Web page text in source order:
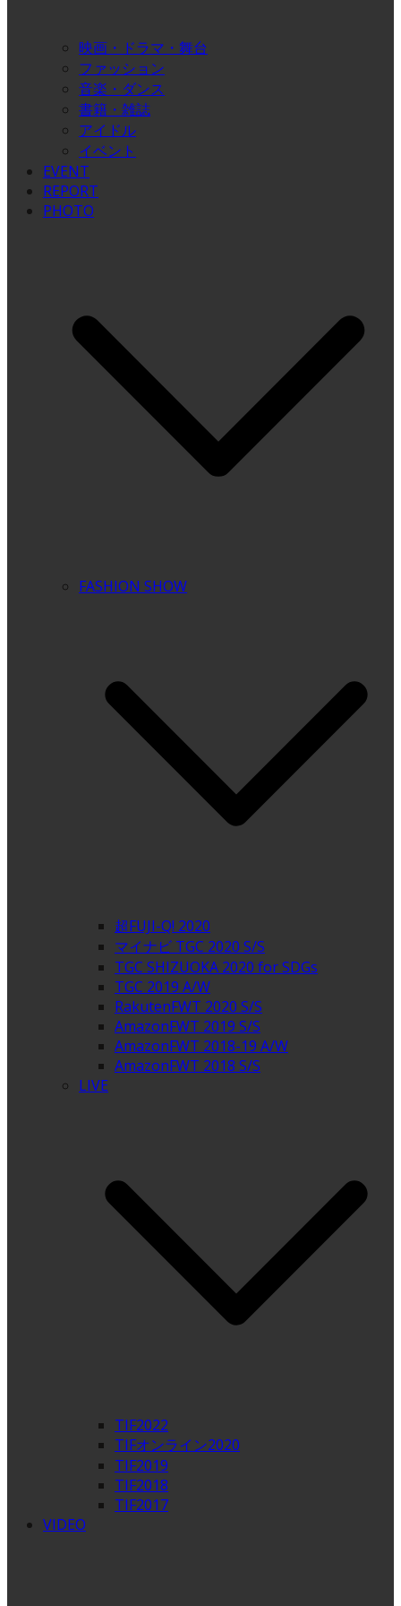
映画・ドラマ・舞台
ファッション
音楽・ダンス
書籍・雑誌
アイドル
イベント
EVENT
REPORT
PHOTO
FASHION SHOW
超FUJI-Q! 2020
マイナビ TGC 2020 S/S
TGC SHIZUOKA 2020 for SDGs
TGC 2019 A/W
RakutenFWT 2020 S/S
AmazonFWT 2019 S/S
AmazonFWT 2018-19 A/W
AmazonFWT 2018 S/S
LIVE
TIF2022
TIFオンライン2020
TIF2019
TIF2018
TIF2017
VIDEO